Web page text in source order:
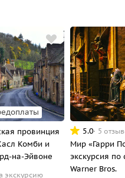
провинция
Комби и
на-Эйвоне
экскурсию
5.0 5
Мир «Гарри
экскурсия по
Warner Bros.